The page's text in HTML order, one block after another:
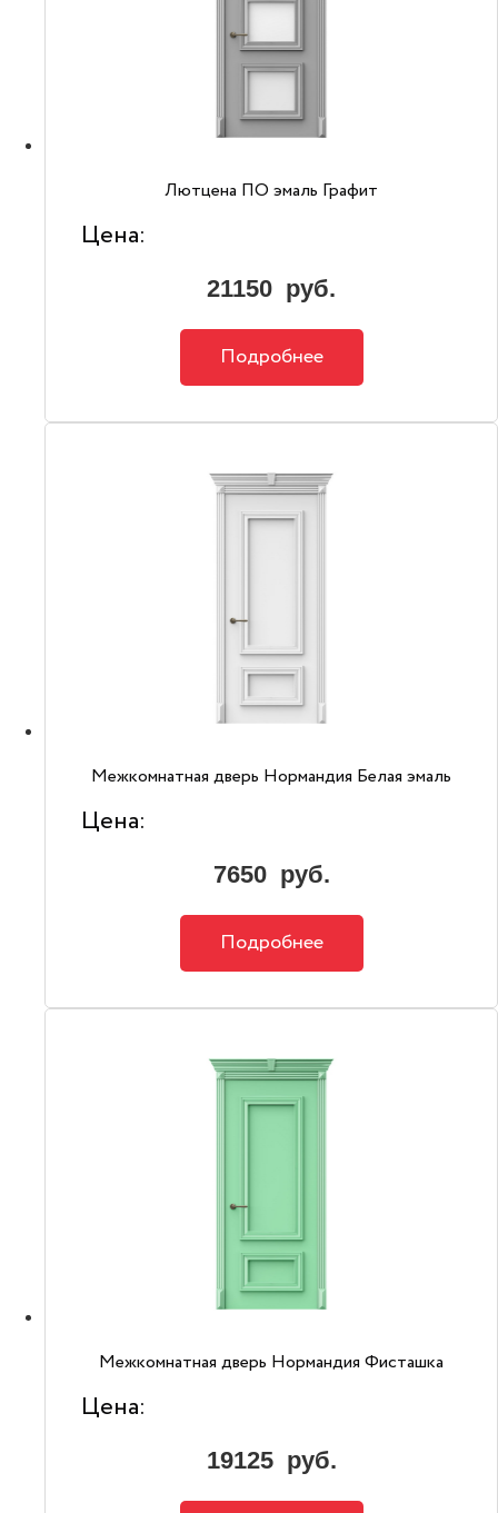
Лютцена ПО эмаль Графит
Цена:
21150 руб.
Подробнее
Межкомнатная дверь Нормандия Белая эмаль
Цена:
7650 руб.
Подробнее
Межкомнатная дверь Нормандия Фисташка
Цена:
19125 руб.